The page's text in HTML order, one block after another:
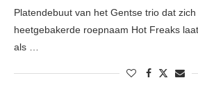
Platendebuut van het Gentse trio dat
heetgebakerde roepnaam Hot Freaks
als …